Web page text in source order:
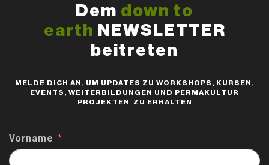
Dem down to
earth NEWSLETTER
beitreten
MELDE DICH AN, UM UPDATES ZU WORKSHOPS, KURSEN,
EVENTS, WEITERBILDUNGEN UND PERMAKULTUR
PROJEKTEN ZU ERHALTEN
Vorname